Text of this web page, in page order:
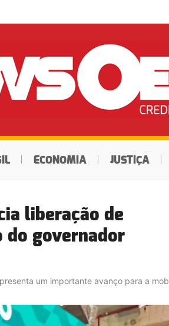
ECONOMIA JUSTIÇA
liberação de
do governador
um importante avanço para a